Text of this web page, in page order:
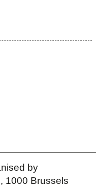
by
1000 Brussels